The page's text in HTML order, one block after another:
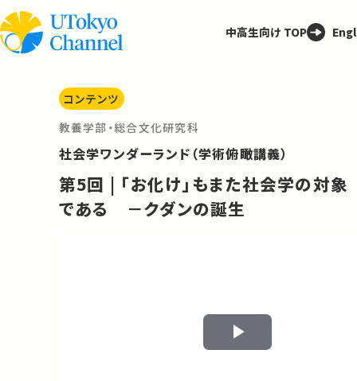
中高生向け TOP
コンテンツ
教養学部・総合文化研究科
社会学ワンダーランド（学術俯瞰講義）
第5回 | 「お化け」もまた社会学の対象
である －クダンの誕生
Play